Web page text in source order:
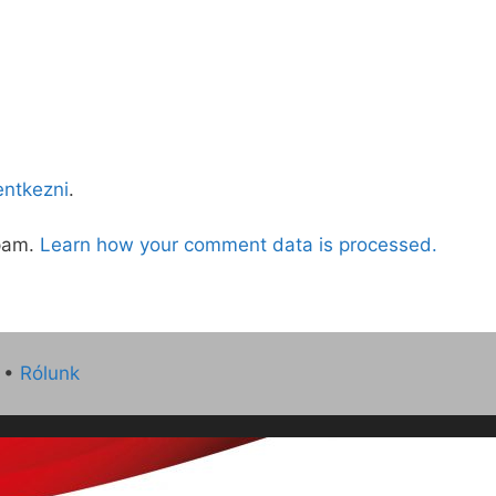
.
Learn how your comment data is processed.
Rólunk